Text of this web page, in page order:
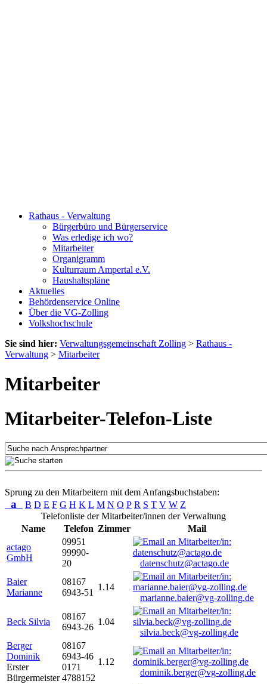
Rathaus - Verwaltung
Bürgerbüro und Bürgerservice
Was erledige ich wo?
Mitarbeiter
Organigramm
Kulturraum Ampertal e.V.
Haushaltspläne
Aktuelles
Behördenservice Online
Über die VG-Zolling
Volkshochschule
Sie sind hier: Verwaltungsgemeinschaft Zolling > Rathaus -
Verwaltung > Mitarbeiter
Mitarbeiter
Mitarbeiter-Telefon-Liste
Sprung zu den Mitarbeitern mit dem Anfangsbuchstaben:
a B D E F G H K L M N O P R S T V W Z
Telefonliste der Mitarbeiter/innen der Verwaltung
Name
Telefon Zimmer
Mail
actago
GmbH
09951
99990-
20
datenschutz@actago.de
Baier
Marianne
08167
6943-51
1.14
marianne.baier@vg-zolling.de
Beck Silvia
08167
6943-26
1.04
silvia.beck@vg-zolling.de
Berger
Dominik
Erster
Bürgermeister
08167
6943-46
0171
4788152
1.12
dominik.berger@vg-zolling.de